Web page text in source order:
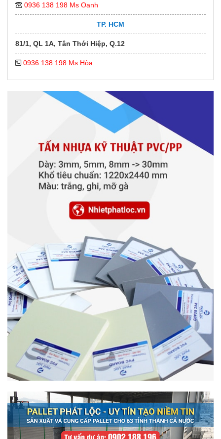
0936 138 198 Ms Oanh
TP. HCM
81/1, QL 1A, Tân Thới Hiệp, Q.12
0936 138 198 Ms Hòa